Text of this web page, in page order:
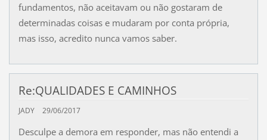
fundamentos, não aceitavam ou não gostaram de
determinadas coisas e mudaram por conta própria,
mas isso, acredito nunca vamos saber.
Re:QUALIDADES E CAMINHOS
JADY 29/06/2017
Desculpe a demora em responder, mas não entendi a